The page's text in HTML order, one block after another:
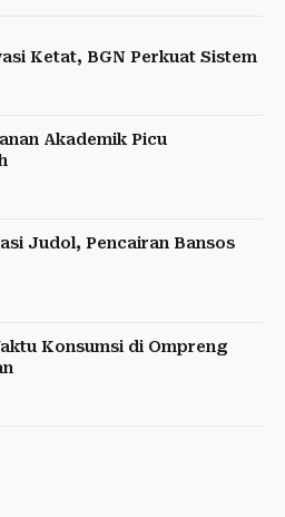
Ketat, BGN Perkuat Sistem
Akademik Picu
Judol, Pencairan Bansos
Konsumsi di Ompreng